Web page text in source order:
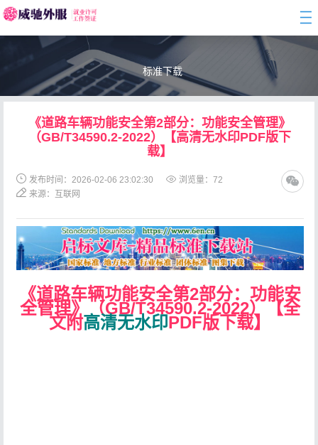
标准下载
《道路车辆功能安全第2部分：功能安全管理》
（GB/T34590.2-2022）【高清无水印PDF版下
载】
发布时间：2026-02-06 23:02:30 浏览量： 72
来源：互联网
《道路车辆功能安全第2部分：功能安
全管理》（GB/T34590.2-2022）【全
文附高清无水印PDF版下载】